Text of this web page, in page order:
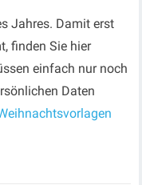
Jahres. Damit erst
finden Sie hier
einfach nur noch
Daten